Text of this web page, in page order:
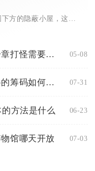
鬼泣巅峰之战第十一章打怪需要注意什么 05-08
少年三国志彩金武将的筹码如何获得 07-31
方法是什么 06-23
馆哪天开放 07-03